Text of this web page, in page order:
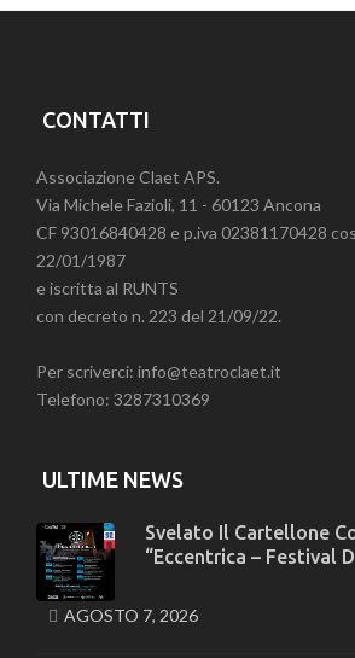
CONTATTI
Associazione Claet APS.
Via Michele Fazioli, 11 - 60123 Ancona
CF 93016840428 e p.iva 02381170428
22/01/1987
e iscritta al RUNTS
con decreto n. 223 del 21/09/22.
Per scriverci: info@teatroclaet.it
Telefono: 3287310369
ULTIME NEWS
Svelato Il Cartellone
“Eccentrica – Festival
AGOSTO 7, 2026